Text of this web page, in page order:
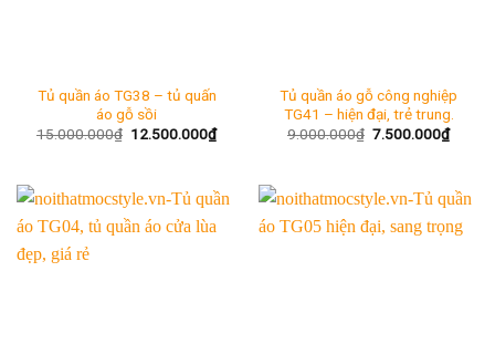
Tủ quần áo TG38 – tủ quấn
áo gỗ sồi
15.000.000₫ Giá
12.500.000₫Giá
hiện
12.500.000₫.
Tủ quần áo gỗ công nghiệp
TG41 – hiện đại, trẻ trung.
9.000.000₫ Giá
7.500.000₫Giá
hiện